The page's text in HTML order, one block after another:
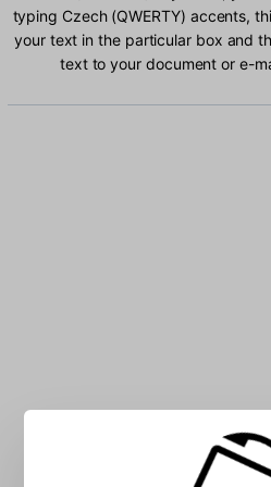
typing Czech (QWERTY) accents,
your text in the particular box and
text to your document or e-
Type Czech (QWERTY)